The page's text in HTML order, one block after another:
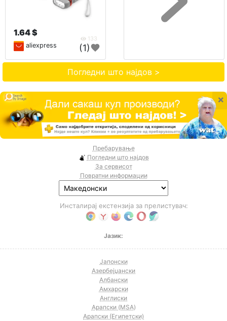
1.64 $
133
aliexpress (1)
Погледни што најдов >
×
Пребарување
Погледни што најдов
За сервисот
Повратни информации
Инсталирај екстензија за прелистувач:
Јазик:
Јапонски
Азербејџански
Албански
Амхарски
Англиски
Арапски (MSA)
Арапски (Египетски)